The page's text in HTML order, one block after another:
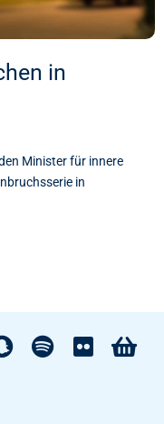
in
Minister für innere
in